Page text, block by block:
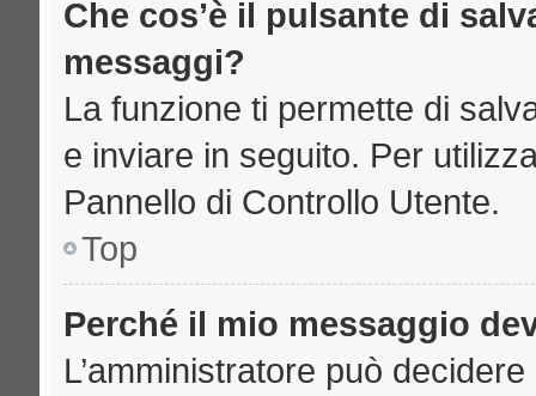
Che cos’è il pulsante di
messaggi?
La funzione ti permette di
e inviare in seguito. Per
Pannello di Controllo Utente.
Top
Perché il mio messaggio
L’amministratore può